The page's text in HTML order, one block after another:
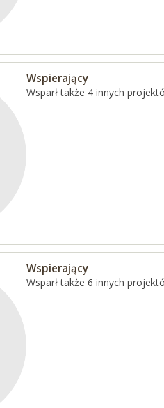
Wspierający
Wsparł także 4 innych
Wspierający
Wsparł także 6 innych